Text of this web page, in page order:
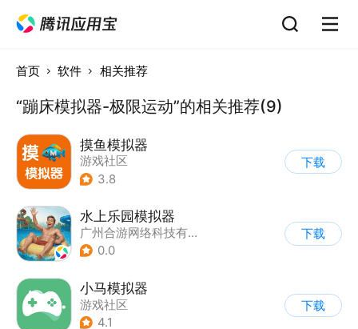
首页 软件 相关推荐
“蹦床模拟器-极限运动”的相关推荐(9)
摸鱼模拟器
游戏社区
3.8
下载
水上乐园模拟器
广州合游网络科技有限公司
0.0
下载
小马模拟器
游戏社区
4.1
下载